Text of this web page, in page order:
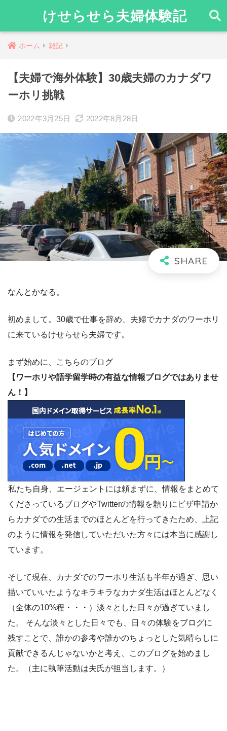
けせらせら夫婦体験記
ホーム 雑記
【夫婦で海外体験】30歳夫婦のカナダワ
ーホリ挑戦
2022年3月25日 2022年8月28日
なんとかなる。
初めまして。30歳で仕事を辞め、夫婦でカナダのワーホリ
に来ているけせらせら夫婦です。
まず始めに、こちらのブログ
【ワーホリや語学留学時の有益な情報ブログではありませ
ん！】
私たち自身、エージェントには頼まずに、情報をまとめて
くださっているブログやTwitterの情報を頼りにビザ申請か
らカナダでの生活までのほとんどを行ってきたため、上記
のように情報を発信していただいた方々には本当に感謝し
ています。
そして現在、カナダでのワーホリ生活も半年が過ぎ、思い
描いていいたようなキラキラなカナダ生活はほとんどなく
（全体の10%程・・・）淡々とした日々が過ぎていまし
た。 そんな淡々とした日々でも、日々の体験をブログに
残すことで、誰かの参考や誰かのちょっとした気晴らしに
貢献できるんじゃないかと考え、このブログを始めまし
た。（主に執筆活動は夫氏が担当します。）